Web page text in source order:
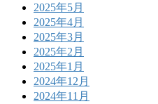
2025年5月
2025年4月
2025年3月
2025年2月
2025年1月
2024年12月
2024年11月